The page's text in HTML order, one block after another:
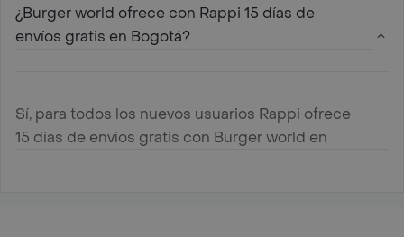
¿Burger world ofrece con Rappi 15 días de
envíos gratis en Bogotá?
Sí, para todos los nuevos usuarios Rappi ofrece
15 días de envíos gratis con Burger world en